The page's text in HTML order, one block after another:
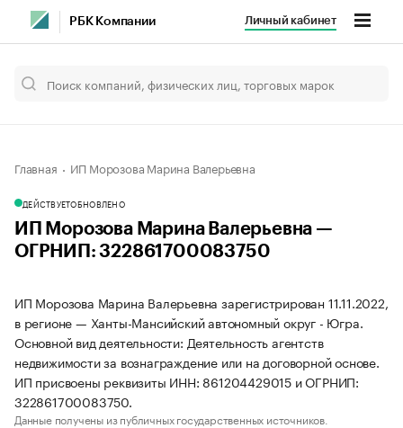
РБК Компании Личный кабинет
Главная ИП Морозова Марина Валерьевна
ДЕЙСТВУЕТОБНОВЛЕНО
ИП Морозова Марина Валерьевна —
ОГРНИП: 322861700083750
ИП Морозова Марина Валерьевна зарегистрирован 11.11.2022,
в регионе — Ханты-Мансийский автономный округ - Югра.
Основной вид деятельности: Деятельность агентств
недвижимости за вознаграждение или на договорной основе.
ИП присвоены реквизиты ИНН: 861204429015 и ОГРНИП:
322861700083750.
Данные получены из публичных государственных источников.